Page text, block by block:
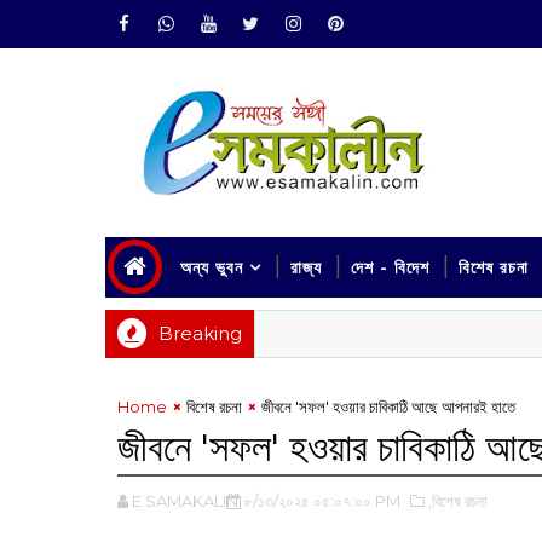
অন্য ভুবন রাজ্য দেশ - বিদেশ বিশেষ রচনা
Breaking
Home বিশেষ রচনা জীবনে 'সফল' হওয়ার চাবিকাঠি আছে আপনারই হাতে
জীবনে 'সফল' হওয়ার চাবিকাঠি
E SAMAKALIN ৮/১৩/২০২৫ ০৫:০৭:০০ PM ,বিশেষ রচনা